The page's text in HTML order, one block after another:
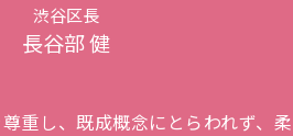
渋谷区長
長谷部 健
重し、既成概念にとらわれず、柔